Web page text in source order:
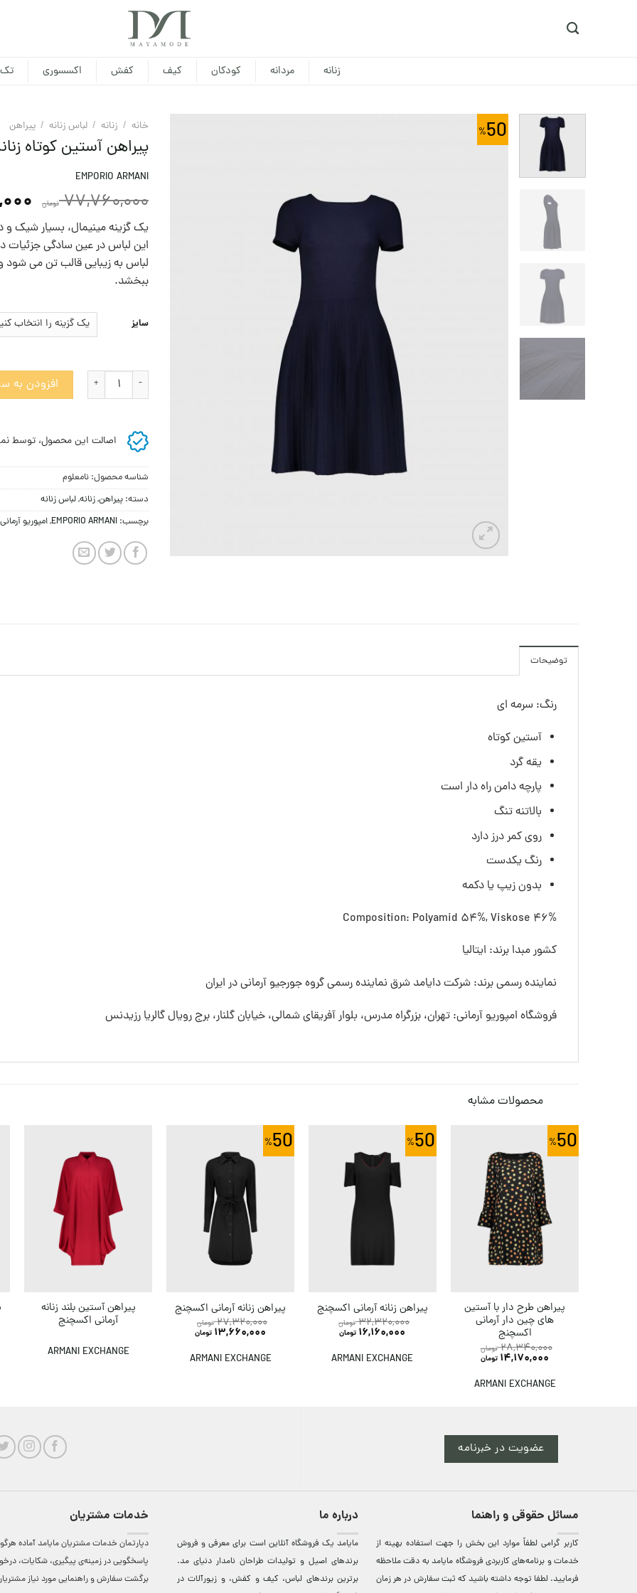
زنانه مردانه کودکان کیف کفش اکسسوری
50 خانه / زنانه / لباس زنانه / پيراهن
پیراهن آستین کوتاه
EMPORIO ARMANI
77,760,000 تومان
یک گزینه مینیمال، بسیار شیک
این لباس در عین سادگی جزئیات
لباس به زیبایی قالب تن می شود
ببخشد.
سایز
پیراهن آستین کوتاه زنانه امپوریو
افزودن به
اصالت این محصول، توسط
شناسه محصول: نامعلوم
دسته: پيراهن,زنانه,لباس زنانه
برچسب: EMPORIO ARMANI
,امپوریو آرمانی
توضیحات
رنگ: سرمه ای
آستین کوتاه
یقه گرد
پارچه دامن راه دار است
بالاتنه تنگ
روی کمر درز دارد
رنگ یکدست
بدون زیپ یا دکمه
Composition: Polyamid 54%, Viskose 46%
کشور مبدا برند: ایتالیا
نماینده رسمی برند: شرکت دایامد شرق نماینده رسمی گروه جورجیو آرمانی در ایران
فروشگاه امپوریو آرمانی: تهران، بزرگراه مدرس، بلوار آفریقای شمالی، خیابان گلنار، برج رویال گالریا رزیدنس
محصولات مشابه
50
پیراهن طرح دار با آستین
های چین دار آرمانی
اکسچنج
28,340,000 تومان
14,170,000 تومان
ARMANI EXCHANGE
50
پیراهن زنانه آرمانی اکسچنج
32,320,000 تومان
16,160,000 تومان
ARMANI EXCHANGE
50
پیراهن زنانه آرمانی اکسچنج
27,320,000 تومان
13,660,000 تومان
ARMANI EXCHANGE
پیراهن آستین بلند زنانه
آرمانی اکسچنج
ARMANI EXCHANGE
عضویت در خبرنامه
مسائل حقوقی و راهنما
کاربر گرامی لطفاً موارد این بخش را جهت استفاده بهینه از
خدمات و برنامه‌‏های کاربردی فروشگاه مایامد به دقت ملاحظه
فرمایید. لطفا توجه داشته باشید که ثبت سفارش در هر زمان
درباره ما
مایامد يک فروشگاه آنلاين است برای معرفی و فروش
برندهای اصيل و توليدات طراحان نامدار دنيای مد.
برترين‌ برندهای لباس، کيف و کفش، و زيورآلات در
خدمات مشتریان
دپارتمان خدمات مشتریان مایامد آماده
پاسخگویی در زمینه‌ی پیگیری، شکایات،
برگشت سفارش و راهنمایی مورد نیاز